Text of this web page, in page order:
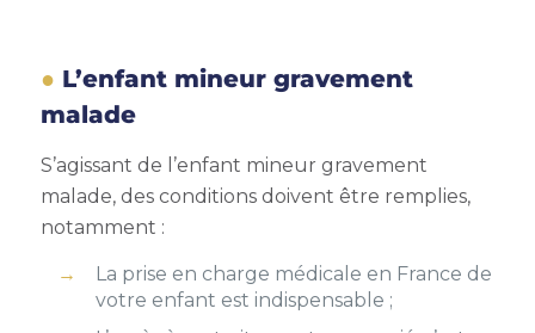
L’enfant mineur gravement
malade
S’agissant de l’enfant mineur gravement
malade, des conditions doivent être remplies,
notamment :
La prise en charge médicale en France de
votre enfant est indispensable ;